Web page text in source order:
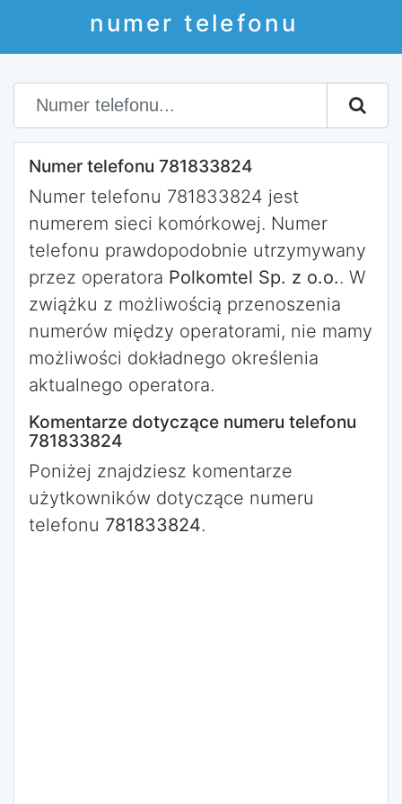
numer telefonu
Numer telefonu 781833824
Numer telefonu 781833824 jest
numerem sieci komórkowej. Numer
telefonu prawdopodobnie utrzymywany
przez operatora Polkomtel Sp. z o.o.. W
zwiążku z możliwością przenoszenia
numerów między operatorami, nie mamy
możliwości dokładnego określenia
aktualnego operatora.
Komentarze dotyczące numeru telefonu
781833824
Poniżej znajdziesz komentarze
użytkowników dotyczące numeru
telefonu 781833824.